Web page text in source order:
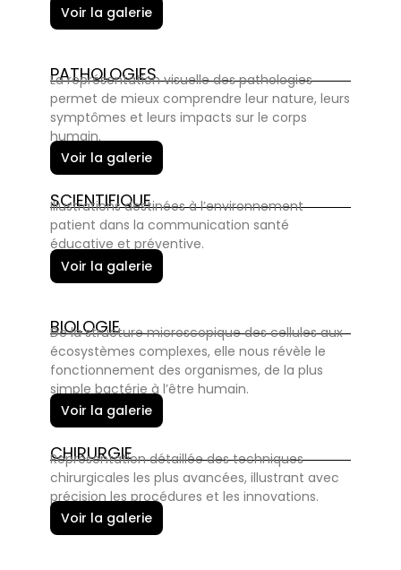
Voir la galerie
PATHOLOGIES
La représentation visuelle des pathologies
permet de mieux comprendre leur nature, leurs
symptômes et leurs impacts sur le corps
humain.
Voir la galerie
SCIENTIFIQUE
Illustrations destinées à l’environnement
patient dans la communication santé
éducative et préventive.
Voir la galerie
BIOLOGIE
De la structure microscopique des cellules aux
écosystèmes complexes, elle nous révèle le
fonctionnement des organismes, de la plus
simple bactérie à l’être humain.
Voir la galerie
CHIRURGIE
Représentation détaillée des techniques
chirurgicales les plus avancées, illustrant avec
précision les procédures et les innovations.
Voir la galerie